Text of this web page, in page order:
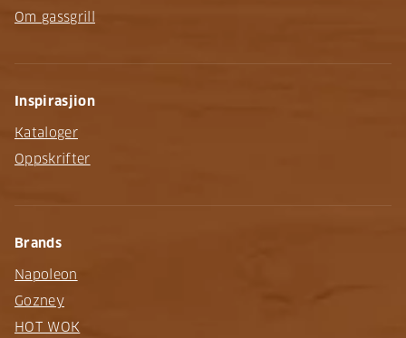
Om gassgrill
Inspirasjion
Kataloger
Oppskrifter
Brands
Napoleon
Gozney
HOT WOK